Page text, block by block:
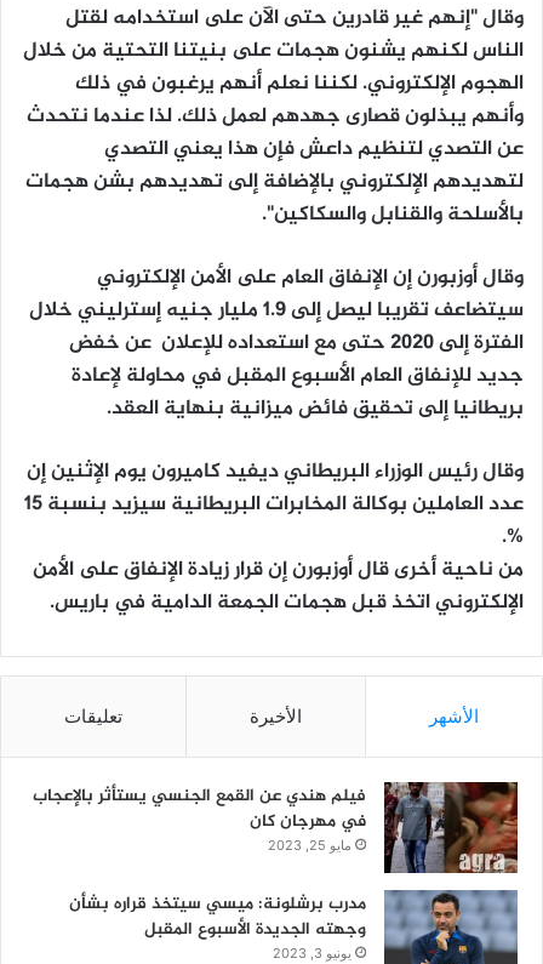
وقال "إنهم غير قادرين حتى الآن على استخدامه لقتل
الناس لكنهم يشنون هجمات على بنيتنا التحتية من خلال
الهجوم الإلكتروني. لكننا نعلم أنهم يرغبون في ذلك
وأنهم يبذلون قصارى جهدهم لعمل ذلك. لذا عندما نتحدث
عن التصدي لتنظيم داعش فإن هذا يعني التصدي
لتهديدهم الإلكتروني بالإضافة إلى تهديدهم بشن هجمات
بالأسلحة والقنابل والسكاكين".
وقال أوزبورن إن الإنفاق العام على الأمن الإلكتروني
سيتضاعف تقريبا ليصل إلى 1.9 مليار جنيه إسترليني خلال
الفترة إلى 2020 حتى مع استعداده للإعلان عن خفض
جديد للإنفاق العام الأسبوع المقبل في محاولة لإعادة
بريطانيا إلى تحقيق فائض ميزانية بنهاية العقد.
وقال رئيس الوزراء البريطاني ديفيد كاميرون يوم الإثنين إن
عدد العاملين بوكالة المخابرات البريطانية سيزيد بنسبة 15
%.
من ناحية أخرى قال أوزبورن إن قرار زيادة الإنفاق على الأمن
الإلكتروني اتخذ قبل هجمات الجمعة الدامية في باريس.
الأشهر الأخيرة تعليقات
فيلم هندي عن القمع الجنسي يستأثر بالإعجاب
في مهرجان كان
مايو 25, 2023
مدرب برشلونة: ميسي سيتخذ قراره بشأن
وجهته الجديدة الأسبوع المقبل
يونيو 3, 2023